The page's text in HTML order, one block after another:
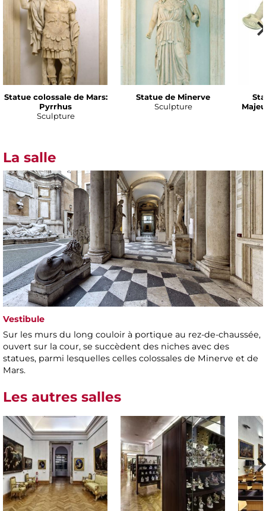
Statue colossale de Mars:
Pyrrhus
Sculpture
Statue de Minerve
Sculpture
La salle
Vestibule
Sur les murs du long couloir à portique au rez-de-chaussée,
ouvert sur la cour, se succèdent des niches avec des
statues, parmi lesquelles celles colossales de Minerve et de
Mars.
Les autres salles